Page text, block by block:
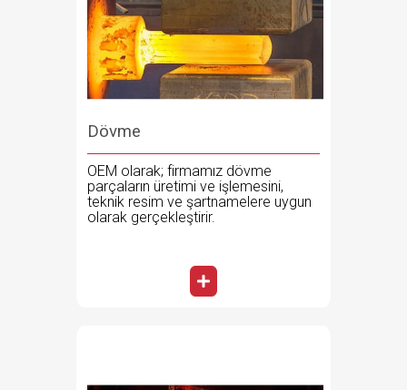
Dövme
OEM olarak; firmamız dövme
parçaların üretimi ve işlemesini,
teknik resim ve şartnamelere uygun
olarak gerçekleştirir.